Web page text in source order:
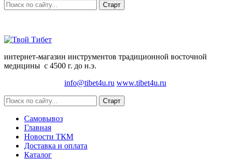
интернет-магазин инструментов традиционной восточной
медицины с 4500 г. до н.э.
info@tibet4u.ru www.tibet4u.ru
Самовывоз
Главная
Новости ТКМ
Доставка и оплата
Каталог